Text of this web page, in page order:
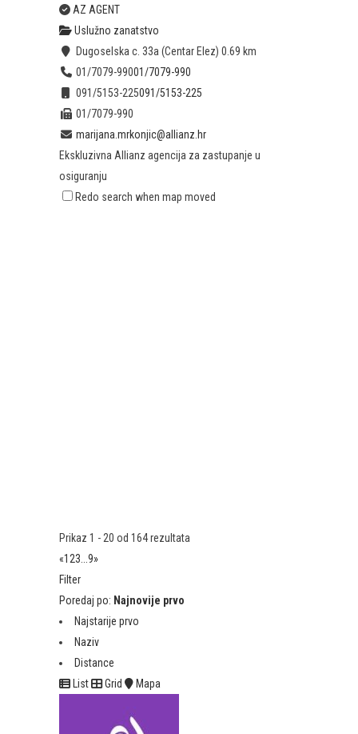
AZ AGENT
Uslužno zanatstvo
Dugoselska c. 33a (Centar Elez) 0.69 km
01/7079-99001/7079-990
091/5153-225091/5153-225
01/7079-990
marijana.mrkonjic@allianz.hr
Ekskluzivna Allianz agencija za zastupanje u
osiguranju
Redo search when map moved
Prikaz 1 - 20 od 164 rezultata
«1 23 9»
Filter
Poredaj po: Najnovije prvo
Najstarije prvo
Naziv
Distance
List
Grid Mapa